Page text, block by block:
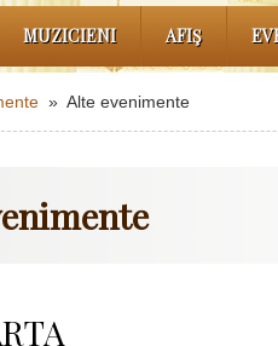
MUZICIENI AFIŞ
» Alte evenimente